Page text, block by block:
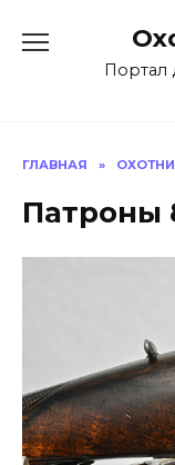
содержаниюПортал
ГЛАВНАЯ »
Патроны